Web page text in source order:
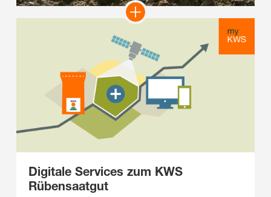
Digitale Services zum KWS
Rübensaatgut